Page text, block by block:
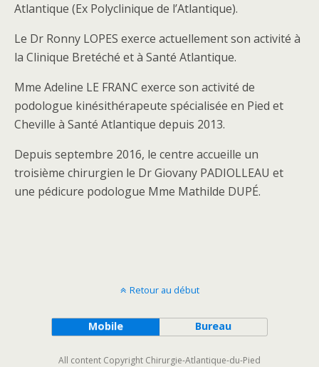
Atlantique (Ex Polyclinique de l’Atlantique).
Le Dr Ronny LOPES exerce actuellement son activité à
la Clinique Bretéché et à Santé Atlantique.
Mme Adeline LE FRANC exerce son activité de
podologue kinésithérapeute spécialisée en Pied et
Cheville à Santé Atlantique depuis 2013.
Depuis septembre 2016, le centre accueille un
troisième chirurgien le Dr Giovany PADIOLLEAU et
une pédicure podologue Mme Mathilde DUPÉ.
Retour au début
Mobile Bureau
All content Copyright Chirurgie-Atlantique-du-Pied